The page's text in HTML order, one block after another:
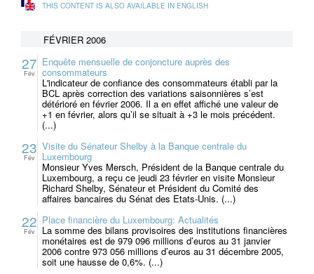
THIS CONTENT IS ALSO AVAILABLE IN ENGLISH
FÉVRIER 2006
27
Fév
Enquête mensuelle de conjoncture auprès des
consommateurs
L'indicateur de confiance des consommateurs établi par la
BCL après correction des variations saisonnières s’est
détérioré en février 2006. Il a en effet affiché une valeur de
+1 en février, alors qu’il se situait à +3 le mois précédent.
(...)
23
Fév
Visite du Sénateur Shelby à la Banque centrale du
Luxembourg
Monsieur Yves Mersch, Président de la Banque centrale du
Luxembourg, a reçu ce jeudi 23 février en visite Monsieur
Richard Shelby, Sénateur et Président du Comité des
affaires bancaires du Sénat des Etats-Unis. (...)
22
Fév
Place financière du Luxembourg: Actualités
La somme des bilans provisoires des institutions financières
monétaires est de 979 096 millions d’euros au 31 janvier
2006 contre 973 056 millions d’euros au 31 décembre 2005,
soit une hausse de 0,6%. (...)